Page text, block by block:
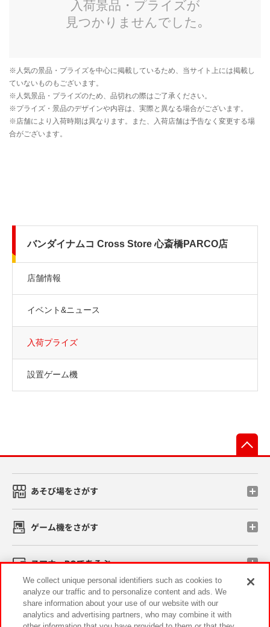
バンダイナムコ Cross Store 心斎橋PARCO店
店舗情報
イベント&ニュース
入荷プライズ
設置ゲーム機
あそび場をさがす
ゲーム機をさがす
スマホ・PCであそぶ
イベント・キャンペーン
We collect unique personal identifiers such as cookies to
analyze our traffic and to personalize content and ads. We
share information about your use of our website with our
analytics and advertising partners, who may combine it with